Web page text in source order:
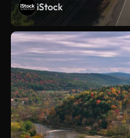
iStock